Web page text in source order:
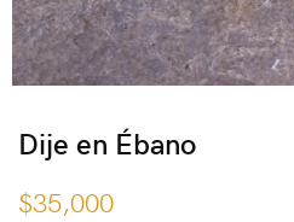
Dije en Ébano
$35,000